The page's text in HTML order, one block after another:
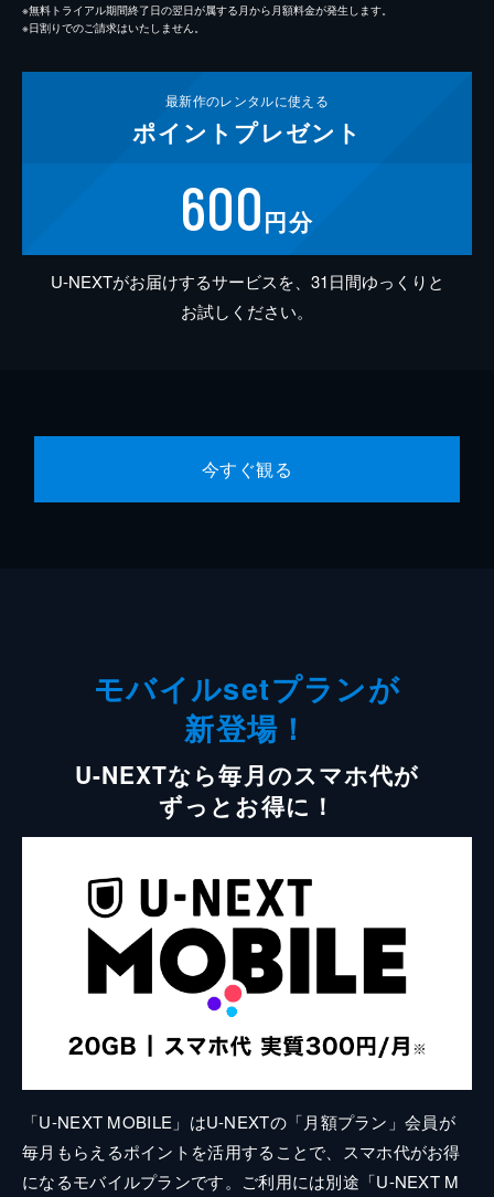
※無料トライアル期間終了日の翌日が属する月から月額料金が発生します。
※日割りでのご請求はいたしません。
最新作のレンタルに使える
ポイント プレゼント
600円分
U-NEXTがお届けするサービスを、31日間ゆっくりと
お試しください。
今すぐ観る
モバイルsetプランが
新登場！
U-NEXTなら毎月のスマホ代が
ずっとお得に！
「U-NEXT MOBILE」はU-NEXTの「月額プラン」会員が
毎月もらえるポイントを活用することで、スマホ代がお得
になるモバイルプランです。ご利用には別途「U-NEXT M